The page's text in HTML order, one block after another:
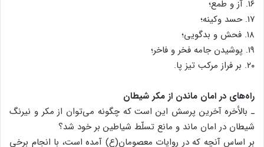
۱۶. آز و طمع؛
۱۷. حسد وکینه؛
۱۸. فحش و بدگویی؛
۱۹. پوشیدن جامه فخر و فاخر؛
۲۰. بر فراز مرکب تیز پا.
راه‌های در امان ماندن از مکر شیطان
ـ بالأخره آخرین پرسش این است که چگونه می‌توان از مکر و نیرنگ
شیطان در امان ماند و مانع تسلّط شیاطین بر خود شد؟
بر اساس آنچه که در روایات معصومان(ع) آمده است، با انجام برخی